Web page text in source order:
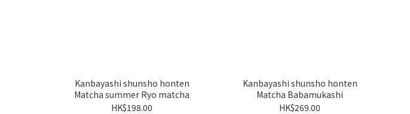
Kanbayashi shunsho honten
Matcha summer Ryo matcha
HK$198.00
Kanbayashi shunsho honten
Matcha Babamukashi
HK$269.00